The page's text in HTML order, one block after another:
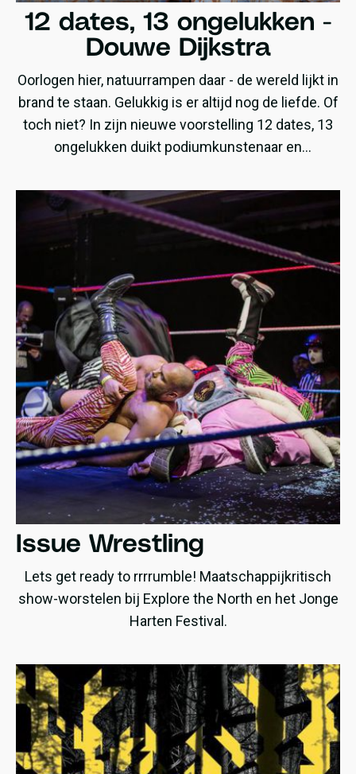
12 dates, 13 ongelukken -
Douwe Dijkstra
Oorlogen hier, natuurrampen daar - de wereld lijkt in
brand te staan. Gelukkig is er altijd nog de liefde. Of
toch niet? In zijn nieuwe voorstelling 12 dates, 13
ongelukken duikt podiumkunstenaar en
moderne daten, relaties en de bijbehorende
valkuilen.
Issue Wrestling
Lets get ready to rrrrumble! Maatschappijkritisch
show-worstelen bij Explore the North en het Jonge
Harten Festival.